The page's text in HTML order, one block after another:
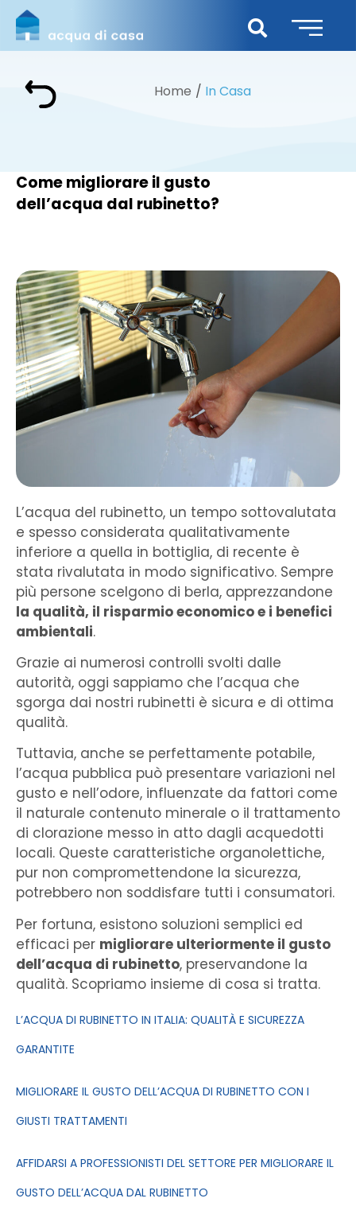
Home In Casa
Come migliorare il gusto
dell’acqua dal rubinetto?
L’acqua del rubinetto, un tempo sottovalutata
e spesso considerata qualitativamente
inferiore a quella in bottiglia, di recente è
stata rivalutata in modo significativo. Sempre
più persone scelgono di berla, apprezzandone
la qualità, il risparmio economico e i benefici
ambientali.
Grazie ai numerosi controlli svolti dalle
autorità, oggi sappiamo che l’acqua che
sgorga dai nostri rubinetti è sicura e di ottima
qualità.
Tuttavia, anche se perfettamente potabile,
l’acqua pubblica può presentare variazioni nel
gusto e nell’odore, influenzate da fattori come
il naturale contenuto minerale o il trattamento
di clorazione messo in atto dagli acquedotti
locali. Queste caratteristiche organolettiche,
pur non compromettendone la sicurezza,
potrebbero non soddisfare tutti i consumatori.
Per fortuna, esistono soluzioni semplici ed
efficaci per migliorare ulteriormente il gusto
dell’acqua di rubinetto, preservandone la
qualità. Scopriamo insieme di cosa si tratta.
L’ACQUA DI RUBINETTO IN ITALIA: QUALITÀ E SICUREZZA
GARANTITE
MIGLIORARE IL GUSTO DELL’ACQUA DI RUBINETTO CON I
GIUSTI TRATTAMENTI
AFFIDARSI A PROFESSIONISTI DEL SETTORE PER MIGLIORARE IL
GUSTO DELL’ACQUA DAL RUBINETTO